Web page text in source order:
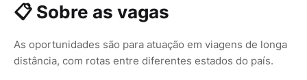
📋 Sobre as vagas
As oportunidades são para atuação em viagens de longa
distância, com rotas entre diferentes estados do país.